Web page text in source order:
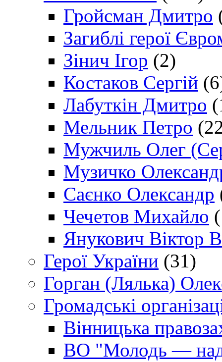
Гройсман Дмитро
Загиблі герої
Зінич Ігор (2)
Костаков Сергій
Лабуткін Дмитро
Мельник Петро
Мужчиль Олег
Музичко
Саєнко Олександр
Чечетов Михайло
Янукович Віктор
Герої України (31)
Горган (Лялька)
Громадські
Вінницька
ВО "Молодь —